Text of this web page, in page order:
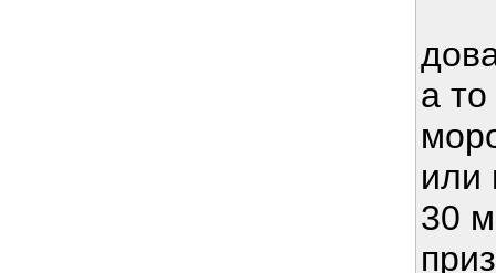
а
или
30